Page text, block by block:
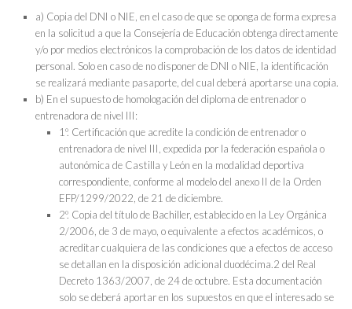
a) Copia del DNI o NIE, en el caso de que se oponga de forma expresa
en la solicitud a que la Consejería de Educación obtenga directamente
y/o por medios electrónicos la comprobación de los datos de identidad
personal. Solo en caso de no disponer de DNI o NIE, la identificación
se realizará mediante pasaporte, del cual deberá aportarse una copia.
b) En el supuesto de homologación del diploma de entrenador o
entrenadora de nivel III:
1º. Certificación que acredite la condición de entrenador o
entrenadora de nivel III, expedida por la federación española o
autonómica de Castilla y León en la modalidad deportiva
correspondiente, conforme al modelo del anexo II de la Orden
EFP/1299/2022, de 21 de diciembre.
2º. Copia del título de Bachiller, establecido en la Ley Orgánica
2/2006, de 3 de mayo, o equivalente a efectos académicos, o
acreditar cualquiera de las condiciones que a efectos de acceso
se detallan en la disposición adicional duodécima.2 del Real
Decreto 1363/2007, de 24 de octubre. Esta documentación
solo se deberá aportar en los supuestos en que el interesado se